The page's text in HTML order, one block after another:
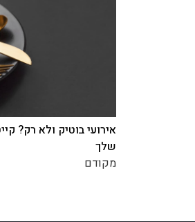
אירועי בוטיק ולא רק?
שלך
מקודם